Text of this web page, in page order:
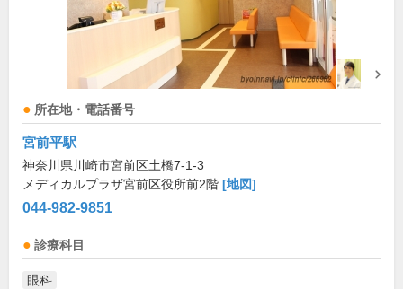
所在地・電話番号
宮前平駅
神奈川県川崎市宮前区土橋7-1-3
メディカルプラザ宮前区役所前2階 [地図]
044-982-9851
診療科目
眼科